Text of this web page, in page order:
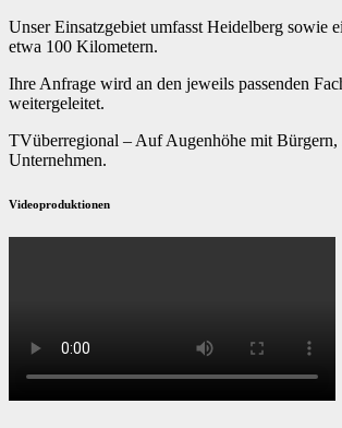
Unser Einsatzgebiet umfasst Heidelberg sowie
etwa 100 Kilometern.
Ihre Anfrage wird an den jeweils passenden
weitergeleitet.
TVüberregional – Auf Augenhöhe mit Bürgern,
Unternehmen.
Videoproduktionen